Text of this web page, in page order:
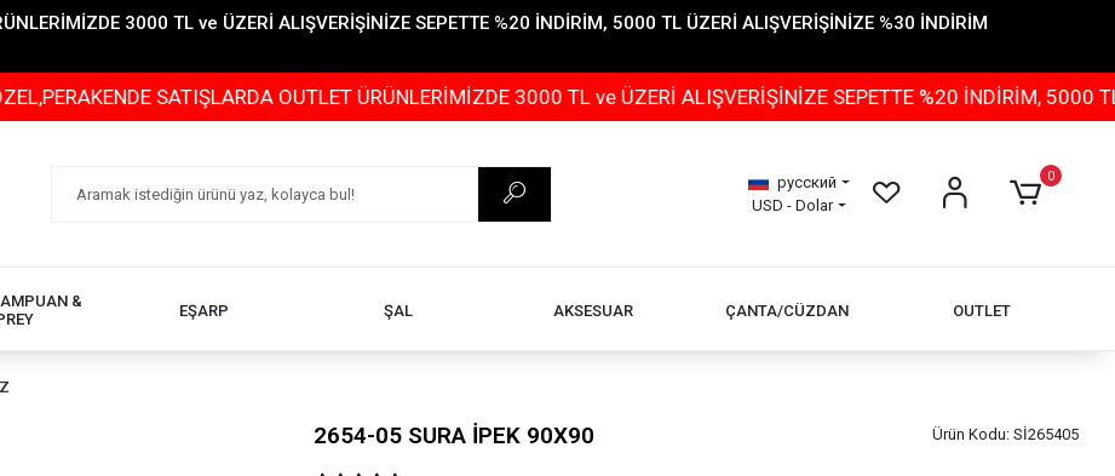
3000 TL ve ÜZERİ ALIŞVERİŞİNİZE SEPETTE %20 İNDİRİM, 5000 TL ÜZERİ ALIŞVERİŞİNİZE %30 İNDİRİM
SATIŞLARDA OUTLET ÜRÜNLERİMİZDE 3000 TL ve ÜZERİ ALIŞVERİŞİNİZE SEPETTE %20 İNDİRİM, 5000 TL
русский
USD - Dolar
0
&
EŞARP ŞAL AKSESUAR ÇANTA/CÜZDAN OUTLET
2654-05 SURA İPEK 90X90 Ürün Kodu: Sİ265405